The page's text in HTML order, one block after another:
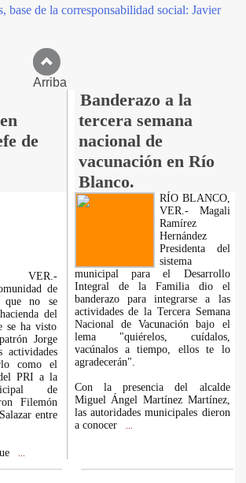
base de la corresponsabilidad social: Javier
Arriba
de
Banderazo a la
tercera semana
nacional de
vacunación en Río
Blanco.
VER.-
de
que no se
del
se ha visto
Jorge
actividades
como el
PRI a la
de
Filemón
entre
RÍO BLANCO,
VER.- Magali
Ramírez
Hernández
Presidenta del
sistema
municipal para el Desarrollo
Integral de la Familia dio el
banderazo para integrarse a las
actividades de la Tercera Semana
Nacional de Vacunación bajo el
lema "quiérelos, cuídalos,
vacúnalos a tiempo, ellos te lo
agradecerán".
Con la presencia del alcalde
Miguel Ángel Martínez Martínez,
las autoridades municipales dieron
a conocer